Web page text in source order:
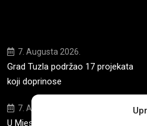
7. Augusta 2026.
Grad Tuzla podržao 17 projekata
koji doprinose
7. Augusta 2026.
U Mjesnoj zajednici Husino